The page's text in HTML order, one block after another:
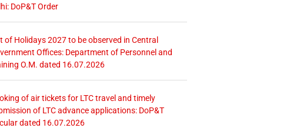
DoP&T Order
of Holidays 2027 to be observed in Central
Offices: Department of Personnel and
O.M. dated 16.07.2026
of air tickets for LTC travel and timely
of LTC advance applications: DoP&T
dated 16.07.2026